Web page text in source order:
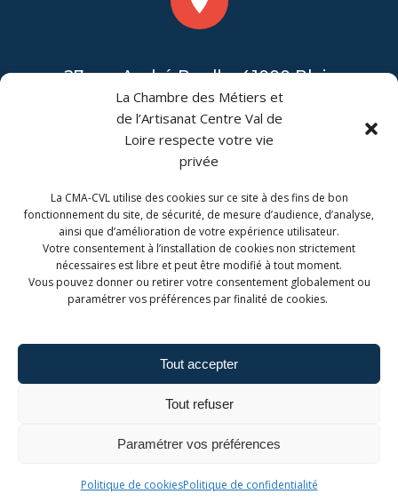
La Chambre des Métiers et
de l’Artisanat Centre Val de
Loire respecte votre vie
privée
La CMA-CVL utilise des cookies sur ce site à des fins de bon
fonctionnement du site, de sécurité, de mesure d’audience, d’analyse,
ainsi que d’amélioration de votre expérience utilisateur.
Votre consentement à l’installation de cookies non strictement
nécessaires est libre et peut être modifié à tout moment.
Vous pouvez donner ou retirer votre consentement globalement ou
paramétrer vos préférences par finalité de cookies.
Tout accepter
Tout refuser
Paramétrer vos préférences
Politique de cookiesPolitique de confidentialité
27 rue André Boulle, 41000 Blois
CONTACT
CMA Formation Blois est géré par la Chambre de
Métiers et de l'Artisanat Centre-Val de Loire.
Mentions légales
© 2026 CMA Formation - Blois.